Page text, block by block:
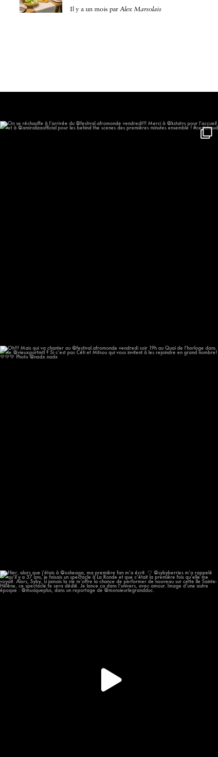
il y a un mois parAlex Marsolais
Oh!!! Mais qui va chanter au @festival.afromonde
Hier, alors que j’étais à @osheaga, ma première...